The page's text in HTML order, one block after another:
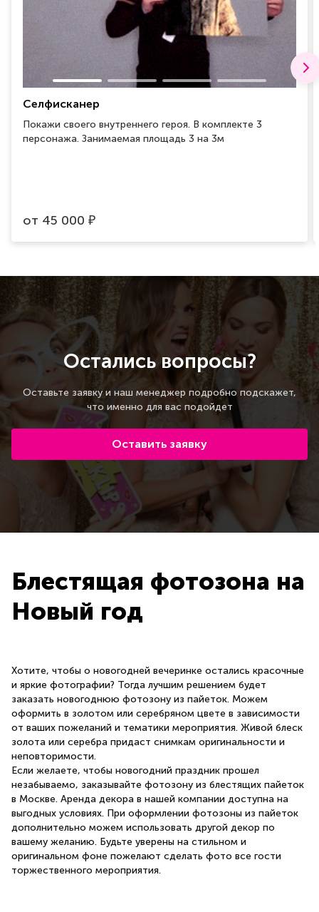
Селфисканер
Покажи своего внутреннего героя. В комплекте 3
персонажа. Занимаемая площадь 3 на 3м
от 45 000 ₽
Остались вопросы?
Оставьте заявку и наш менеджер подробно подскажет,
что именно для вас подойдет
Оставить заявку
Блестящая фотозона на
Новый год
Хотите, чтобы о новогодней вечеринке остались красочные
и яркие фотографии? Тогда лучшим решением будет
заказать новогоднюю фотозону из пайеток. Можем
оформить в золотом или серебряном цвете в зависимости
от ваших пожеланий и тематики мероприятия. Живой блеск
золота или серебра придаст снимкам оригинальности и
неповторимости.
Если желаете, чтобы новогодний праздник прошел
незабываемо, заказывайте фотозону из блестящих пайеток
в Москве. Аренда декора в нашей компании доступна на
выгодных условиях. При оформлении фотозоны из пайеток
дополнительно можем использовать другой декор по
вашему желанию. Будьте уверены на стильном и
оригинальном фоне пожелают сделать фото все гости
торжественного мероприятия.